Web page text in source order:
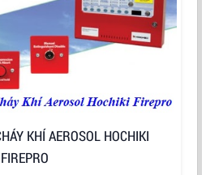
KHÍ AEROSOL HOCHIKI
FIREPRO